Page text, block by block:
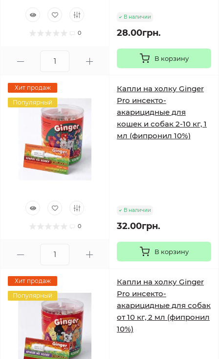
0
В наличии
28.00грн.
В корзину
Хит продаж
Популярный
0
Капли на холку Ginger
Pro инсекто-
акарицидные для
кошек и собак 2-10 кг, 1
мл (фипронил 10%)
В наличии
32.00грн.
В корзину
Хит продаж
Популярный
Капли на холку Ginger
Pro инсекто-
акарицидные для собак
от 10 кг, 2 мл (фипронил
10%)